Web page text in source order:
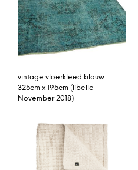
vintage vloerkleed blauw
325cm x 195cm (libelle
November 2018)